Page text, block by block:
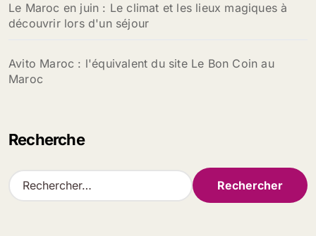
Le Maroc en juin : Le climat et les lieux magiques à
découvrir lors d'un séjour
Avito Maroc : l'équivalent du site Le Bon Coin au
Maroc
Recherche
R
e